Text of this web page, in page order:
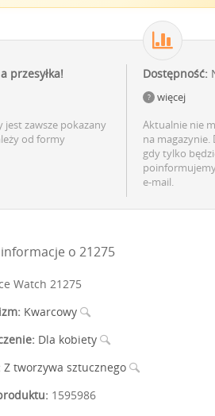
przesyłka!
jest zawsze pokazany
od formy
Dostępność:
więcej
Aktualnie nie
na magazynie.
gdy tylko
e-mail.
o 21275
Watch 21275
Kwarcowy
Dla kobiety
Z tworzywa sztucznego
1595986